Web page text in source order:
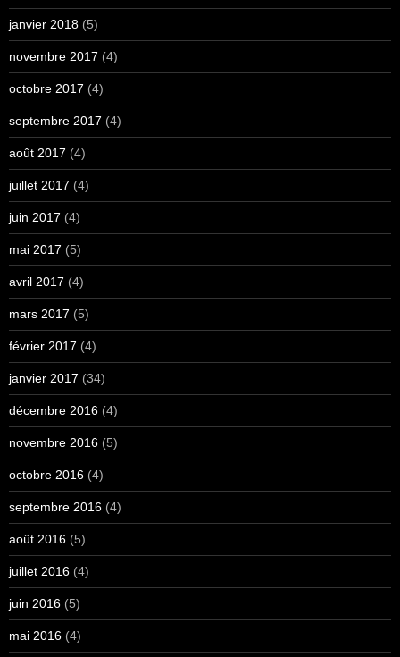
janvier 2018 (5)
novembre 2017 (4)
octobre 2017 (4)
septembre 2017 (4)
août 2017 (4)
juillet 2017 (4)
juin 2017 (4)
mai 2017 (5)
avril 2017 (4)
mars 2017 (5)
février 2017 (4)
janvier 2017 (34)
décembre 2016 (4)
novembre 2016 (5)
octobre 2016 (4)
septembre 2016 (4)
août 2016 (5)
juillet 2016 (4)
juin 2016 (5)
mai 2016 (4)